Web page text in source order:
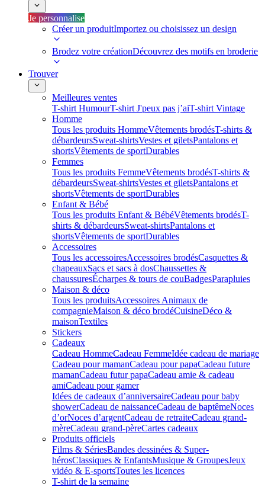
Je personnalise
Créer un produitImportez ou choisissez un design
Brodez votre créationDécouvrez des motifs en broderie
Trouver
Meilleures ventes
T-shirt HumourT-shirt J'peux pas j’aiT-shirt Vintage
Homme
Tous les produits HommeVêtements brodésT-shirts &
débardeursSweat-shirtsVestes et giletsPantalons et
shortsVêtements de sportDurables
Femmes
Tous les produits FemmeVêtements brodésT-shirts &
débardeursSweat-shirtsVestes et giletsPantalons et
shortsVêtements de sportDurables
Enfant & Bébé
Tous les produits Enfant & BébéVêtements brodésT-
shirts & débardeursSweat-shirtsPantalons et
shortsVêtements de sportDurables
Accessoires
Tous les accessoiresAccessoires brodésCasquettes &
chapeauxSacs et sacs à dosChaussettes &
chaussuresÉcharpes & tours de couBadgesParapluies
Maison & déco
Tous les produitsAccessoires Animaux de
compagnieMaison & déco brodéCuisineDéco &
maisonTextiles
Stickers
Cadeaux
Cadeau HommeCadeau FemmeIdée cadeau de mariage​
Cadeau pour mamanCadeau pour papaCadeau future
mamanCadeau futur papaCadeau amie & cadeau
amiCadeau pour gamer
Idées de cadeaux d’anniversaireCadeau pour baby
showerCadeau de naissanceCadeau de baptêmeNoces
d’orNoces d’argentCadeau de retraiteCadeau grand-
mèreCadeau grand-pèreCartes cadeaux
Produits officiels
Films & SériesBandes dessinées & Super-
hérosClassiques & EnfantsMusique & GroupesJeux
vidéo & E-sportsToutes les licences
T-shirt de la semaine